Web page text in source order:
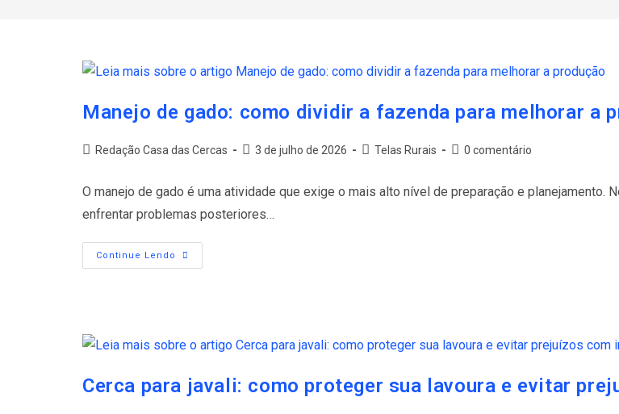
Manejo de gado: como dividir a fazenda para melhorar a
Redação Casa das Cercas 3 de julho de 2026 Telas Rurais 0 comentário
O manejo de gado é uma atividade que exige o mais alto nível de preparação e planejamento.
enfrentar problemas posteriores…
Continue Lendo
Cerca para javali: como proteger sua lavoura e evitar